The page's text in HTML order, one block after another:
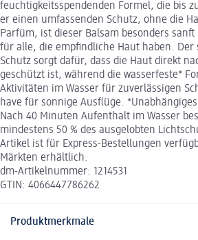
feuchtigkeitsspendenden Formel, die bis
er einen umfassenden Schutz, ohne die
Parfüm, ist dieser Balsam besonders
für alle, die empfindliche Haut haben. Der
Schutz sorgt dafür, dass die Haut direkt
geschützt ist, während die wasserfeste*
Aktivitäten im Wasser für zuverlässigen
have für sonnige Ausflüge.
Nach 40 Minuten Aufenthalt im Wasser
mindestens 50 % des ausgelobten
Artikel ist für Express-Bestellungen
Märkten erhältlich.
dm-Artikelnummer: 1214531
GTIN: 4066447786262
Produktmerkmale